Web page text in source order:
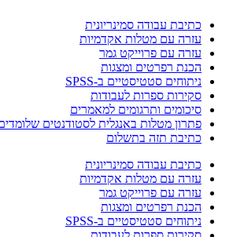
כתיבת עבודה סמינריונית
עזרה עם מטלות אקדמיות
עזרה עם פרוייקט גמר
הכנת רפרטים ומצגות
ניתוחים סטטיסטיים ב-SPSS
סקירות ספרות לעבודות
סיכומים ותרגומים למאמרים
פתרון מטלות באנגלית לסטודנטים
כתיבת תזה בתשלום
כתיבת עבודה סמינריונית
עזרה עם מטלות אקדמיות
עזרה עם פרוייקט גמר
הכנת רפרטים ומצגות
ניתוחים סטטיסטיים ב-SPSS